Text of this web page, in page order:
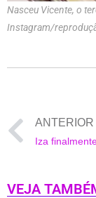
Nasceu Vicente, o
Instagram/
ANTERIOR
VEJA